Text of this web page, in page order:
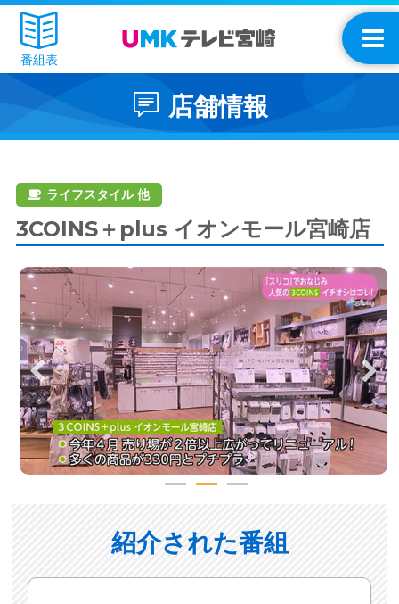
番組表
店舗情報
ライフスタイル 他
3COINS＋plus イオンモール宮崎店
紹介された番組